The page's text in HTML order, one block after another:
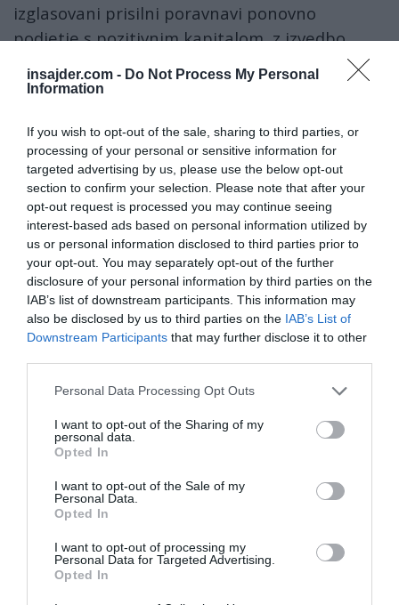
insajder.com - Do Not Process My Personal
Information
If you wish to opt-out of the sale, sharing to third parties, or
processing of your personal or sensitive information for
targeted advertising by us, please use the below opt-out
section to confirm your selection. Please note that after your
opt-out request is processed you may continue seeing
interest-based ads based on personal information utilized by
us or personal information disclosed to third parties prior to
your opt-out. You may separately opt-out of the further
disclosure of your personal information by third parties on the
IAB’s list of downstream participants. This information may
also be disclosed by us to third parties on the IAB’s List of
Downstream Participants that may further disclose it to other
Personal Data Processing Opt Outs
I want to opt-out of the Sharing of my
personal data.
Opted In
I want to opt-out of the Sale of my
Personal Data.
Opted In
I want to opt-out of processing my
Personal Data for Targeted Advertising.
Opted In
izglasovani prisilni poravnavi ponovno
podjetje s pozitivnim kapitalom, z izvedbo
prestrukturiranja pa bodo vzpostavljeni pogoji
SDH in Kad, ki sta terjatve po nalogu vlade
odkupila od DUTB, ter sklad York.
Družba Sava je danes ločeno objavila, da so se
na drugi skupščini sešli imetniki obveznic Save
z oznako SA03. Sklenili so, da se fiduciarja
Abanka pooblasti za sklenitev in pristop k
sporazumu o ustanovitvi konzorcija za skupno
prodajo delnic, ki ga je predlagala družba Sava
manj kot 298 evrov.
Imetniki obveznic so tudi soglašali, da stroški,
dane v zavarovanje obveznosti iz obveznic
SA03, bremenijo imetnike obveznic v
sorazmerju z deležem delnic, ki jih bo imel
posamezni prodajalec v vseh delnicah, ki bodo